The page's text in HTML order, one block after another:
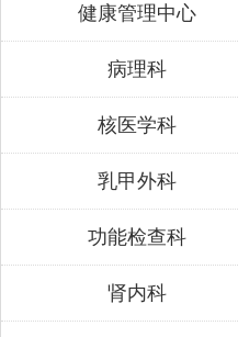
健康管理中心
病理科
核医学科
乳甲外科
功能检查科
肾内科